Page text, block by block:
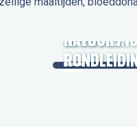
OPEN
NATUUR /